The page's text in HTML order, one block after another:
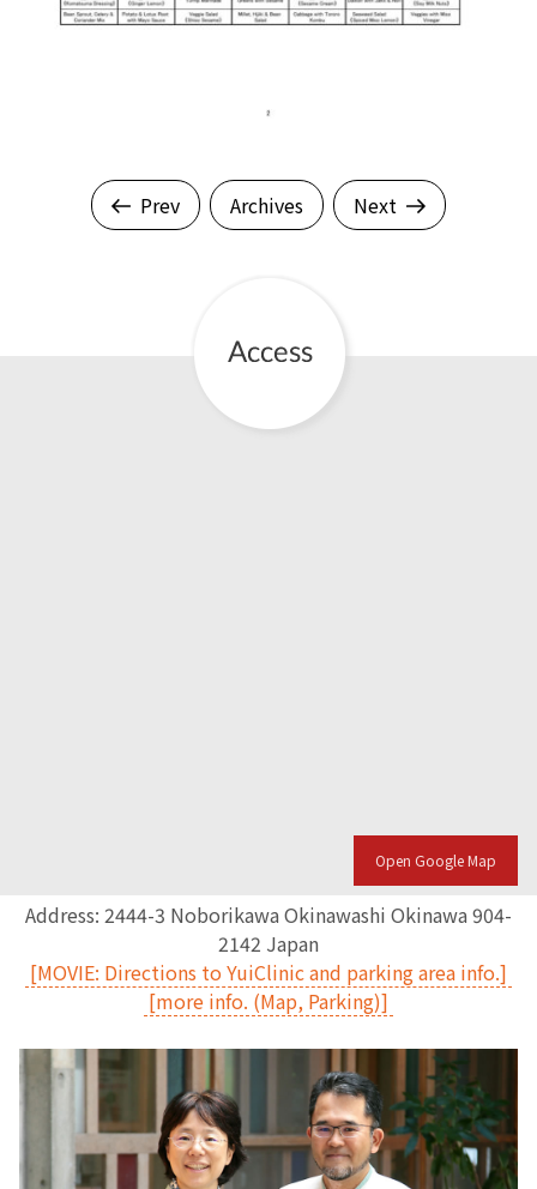
Prev Archives Next
Open Google Map
Address: 2444-3 Noborikawa Okinawashi Okinawa 904-
2142 Japan
[MOVIE: Directions to YuiClinic and parking area info.]
[more info. (Map, Parking)]